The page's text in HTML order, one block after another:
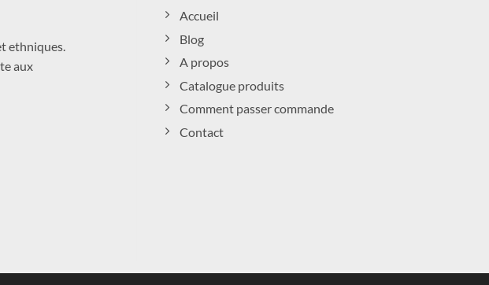
ethniques.
aux
Accueil
Blog
A propos
Catalogue produits
Comment passer commande
Contact